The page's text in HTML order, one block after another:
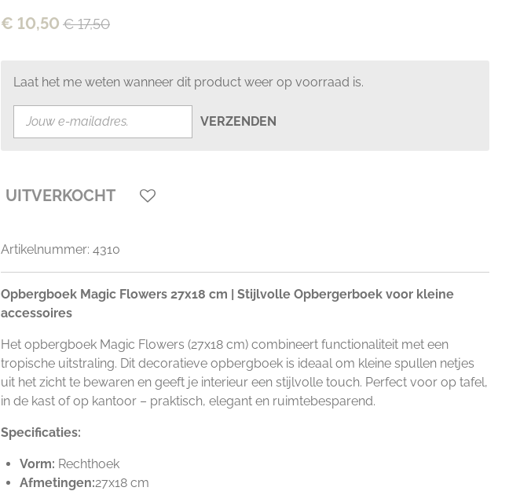
€ 10,50 € 17,50
Laat het me weten wanneer dit product weer op voorraad is.
VERZENDEN
UITVERKOCHT
Artikelnummer: 4310
Opbergboek Magic Flowers 27x18 cm | Stijlvolle Opbergerboek voor kleine
accessoires
Het opbergboek Magic Flowers (27x18 cm) combineert functionaliteit met een
tropische uitstraling. Dit decoratieve opbergboek is ideaal om kleine spullen netjes
uit het zicht te bewaren en geeft je interieur een stijlvolle touch. Perfect voor op tafel,
in de kast of op kantoor – praktisch, elegant en ruimtebesparend.
Specificaties:
Vorm: Rechthoek
Afmetingen:27x18 cm